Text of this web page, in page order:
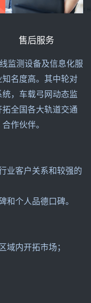
售后服务
监测设备及信息化服
名度高。其中轮对
，车载弓网动态监
全国各大轨道交通
作伙伴。
业客户关系和较强的
和个人品德口碑。
域内开拓市场；